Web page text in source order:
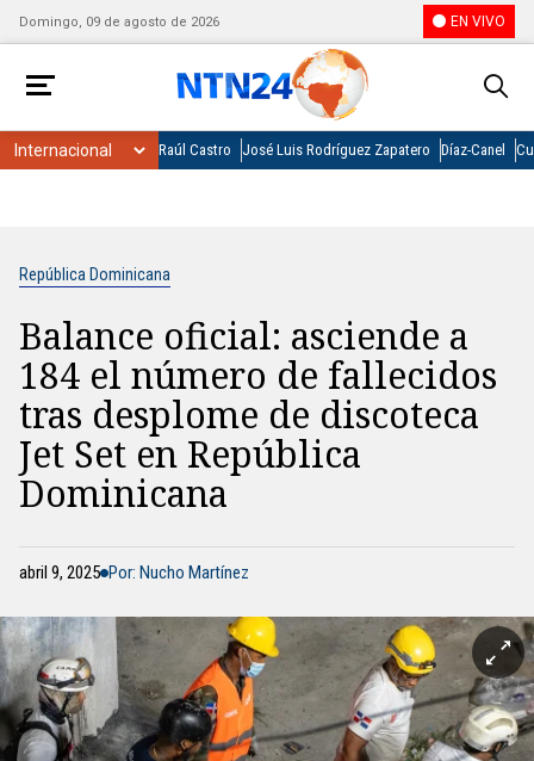
Domingo, 09 de agosto de 2026 EN VIVO
Raúl Castro José Luis Rodríguez Zapatero Díaz-Canel
República Dominicana
Balance oficial: asciende a
184 el número de fallecidos
tras desplome de discoteca
Jet Set en República
Dominicana
abril 9, 2025 Por: Nucho Martínez